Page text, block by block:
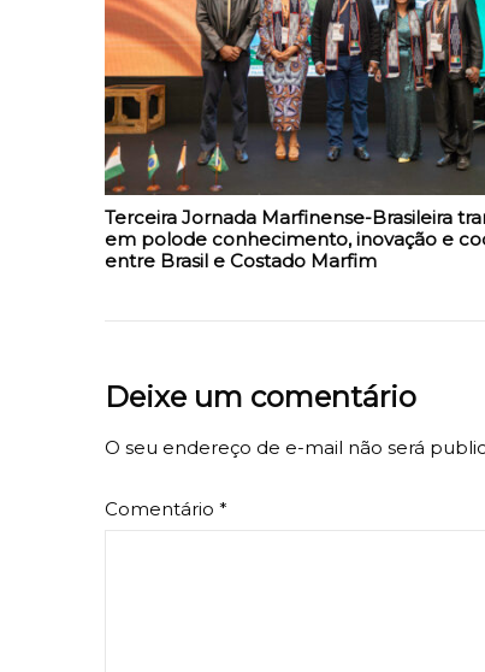
Terceira Jornada Marfinense-Brasileira
em polode conhecimento, inovação e
entre Brasil e Costado Marfim
Deixe um comentário
O seu endereço de e-mail não será
Comentário *